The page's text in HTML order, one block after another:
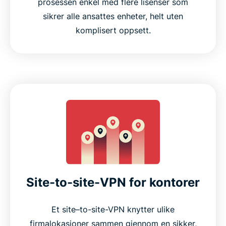
sikrer alle ansattes enheter, helt uten
komplisert oppsett.
Site-to-site-VPN for kontorer
Et site–to-site-VPN knytter ulike
firmalokasjoner sammen gjennom en sikker,